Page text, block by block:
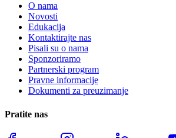
O nama
Novosti
Edukacija
Kontaktirajte nas
Pisali su o nama
Sponzoriramo
Partnerski program
Pravne informacije
Dokumenti za preuzimanje
Pratite nas